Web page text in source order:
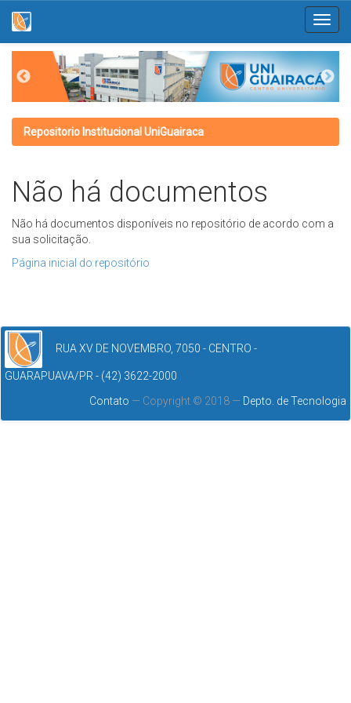
navigation
Repositorio Institucional UniGuairaca
Não há documentos
Não há documentos disponíveis no repositório de acordo com a
sua solicitação.
Página inicial do repositório
RUA XV DE NOVEMBRO, 7050 - CENTRO -
GUARAPUAVA/PR - (42) 3622-2000
Contato — Copyright © 2018 — Depto. de Tecnologia